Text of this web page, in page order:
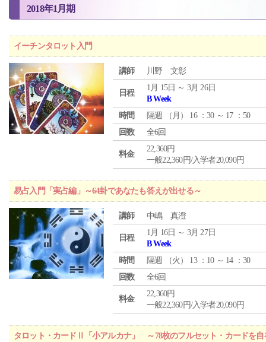
2018年1月期
イーチンタロット入門
講師 川野 文彰
日程
1月 15日 ～ 3月 26日
B Week
時間
隔週 （ 月 ） 16 ：30 ～ 17 ：50
回数
全6回
料金
22,360円
一般22,360円/入学者20,090円
易占入門「実占編」～64卦であなたも答えが出せる～
講師 中嶋 真澄
日程
1月 16日 ～ 3月 27日
B Week
時間
隔週 （火 ） 13 ：10 ～ 14 ：30
回数
全6回
料金
22,360円
一般22,360円/入学者20,090円
タロット・カードⅡ「小アルカナ」 ～78枚のフルセット・カードを自